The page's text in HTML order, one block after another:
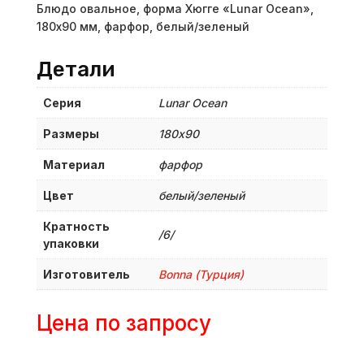
Блюдо овальное, форма Хюгге «Lunar Ocean»,
180х90 мм, фарфор, белый/зеленый
Детали
Серия Lunar Ocean
Размеры 180х90
Материал фарфор
Цвет белый/зеленый
Кратность
упаковки
/6/
Изготовитель Bonna (Турция)
Цена по запросу